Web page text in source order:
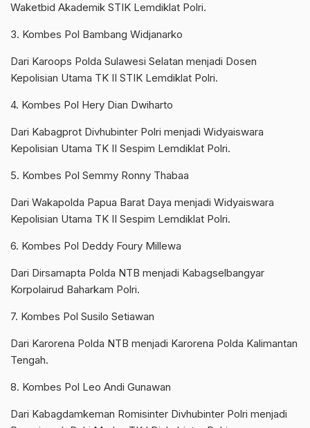
Waketbid Akademik STIK Lemdiklat Polri.
3. Kombes Pol Bambang Widjanarko
Dari Karoops Polda Sulawesi Selatan menjadi Dosen
Kepolisian Utama TK II STIK Lemdiklat Polri.
4. Kombes Pol Hery Dian Dwiharto
Dari Kabagprot Divhubinter Polri menjadi Widyaiswara
Kepolisian Utama TK II Sespim Lemdiklat Polri.
5. Kombes Pol Semmy Ronny Thabaa
Dari Wakapolda Papua Barat Daya menjadi Widyaiswara
Kepolisian Utama TK II Sespim Lemdiklat Polri.
6. Kombes Pol Deddy Foury Millewa
Dari Dirsamapta Polda NTB menjadi Kabagselbangyar
Korpolairud Baharkam Polri.
7. Kombes Pol Susilo Setiawan
Dari Karorena Polda NTB menjadi Karorena Polda Kalimantan
Tengah.
8. Kombes Pol Leo Andi Gunawan
Dari Kabagdamkeman Romisinter Divhubinter Polri menjadi